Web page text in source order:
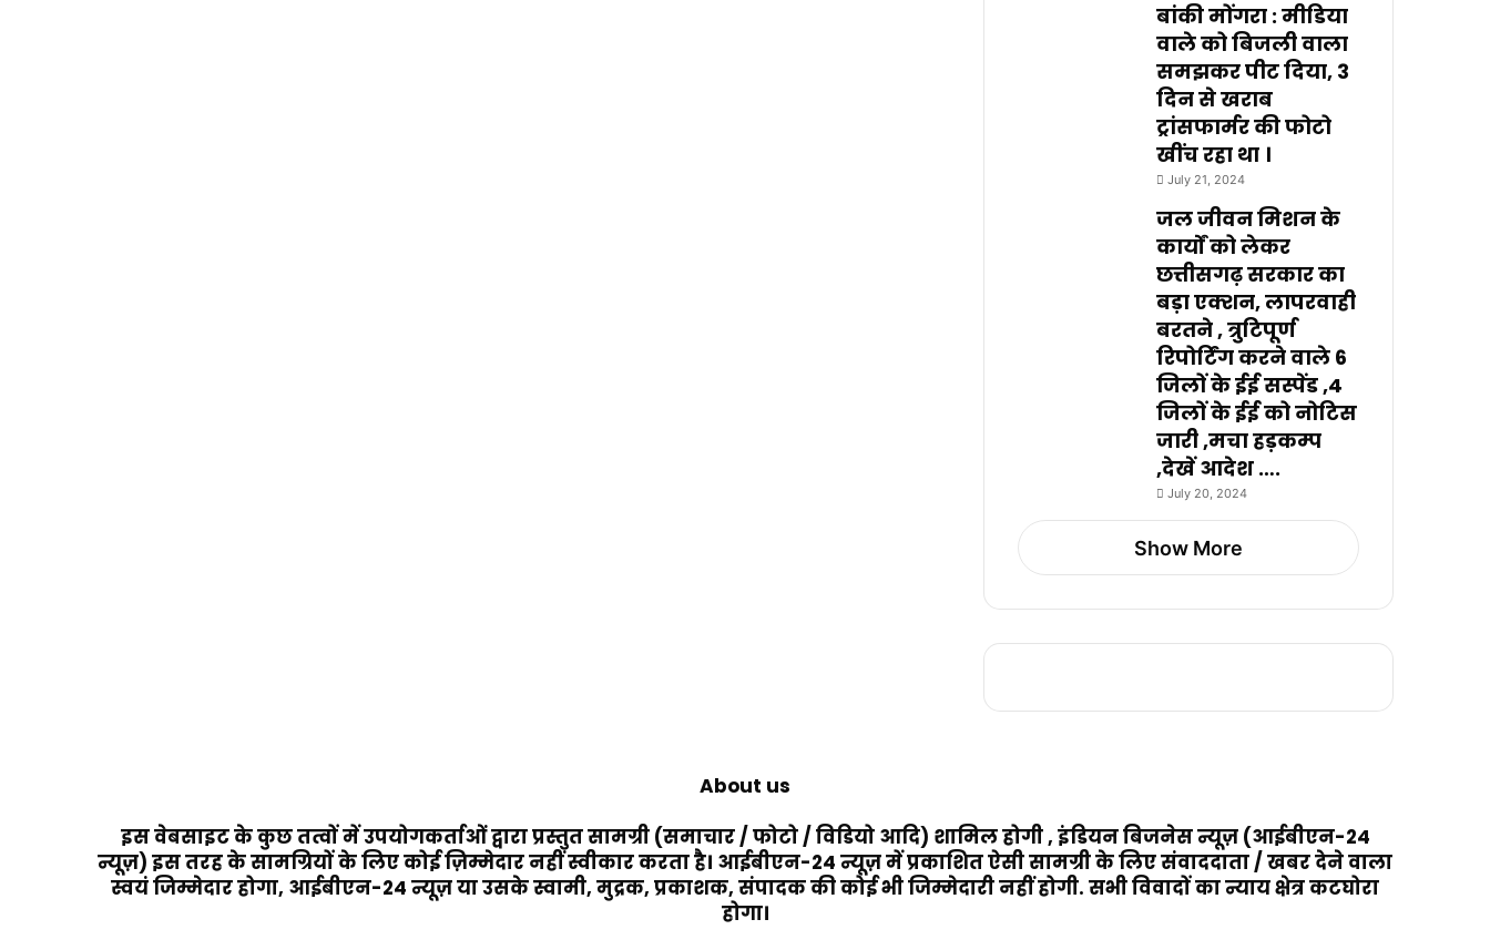
बांकी मोंगरा : मीडिया
वाले को बिजली वाला
समझकर पीट दिया, 3
दिन से खराब
ट्रांसफार्मर की फोटो
खींच रहा था ।
July 21, 2024
जल जीवन मिशन के
कार्यों को लेकर
छत्तीसगढ़ सरकार का
बड़ा एक्शन, लापरवाही
बरतने , त्रुटिपूर्ण
रिपोर्टिंग करने वाले 6
जिलों के ईई सस्पेंड ,4
जिलों के ईई को नोटिस
जारी ,मचा हड़कम्प
,देखें आदेश ….
July 20, 2024
Show More
About us
इस वेबसाइट के कुछ तत्वों में उपयोगकर्ताओं द्वारा प्रस्तुत सामग्री (समाचार / फोटो / विडियो आदि) शामिल होगी , इंडियन बिजनेस न्यूज़ (आईबीएन-24
न्यूज़) इस तरह के सामग्रियों के लिए कोई ज़िम्मेदार नहीं स्वीकार करता है। आईबीएन-24 न्यूज़ में प्रकाशित ऐसी सामग्री के लिए संवाददाता / खबर देने वाला
स्वयं जिम्मेदार होगा, आईबीएन-24 न्यूज़ या उसके स्वामी, मुद्रक, प्रकाशक, संपादक की कोई भी जिम्मेदारी नहीं होगी. सभी विवादों का न्याय क्षेत्र कटघोरा
होगा।